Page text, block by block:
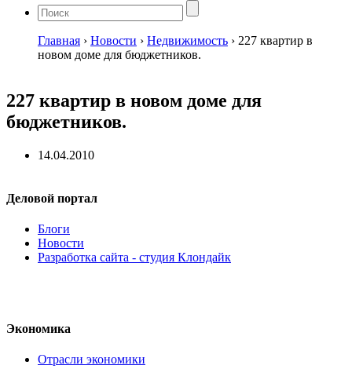
Главная › Новости › Недвижимость › 227 квартир в
новом доме для бюджетников.
227 квартир в новом доме для
бюджетников.
14.04.2010
Деловой портал
Блоги
Новости
Разработка сайта - студия Клондайк
Экономика
Отрасли экономики